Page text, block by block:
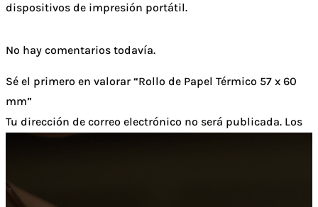
dispositivos de impresión portátil.
No hay comentarios todavía.
Sé el primero en valorar “Rollo de Papel Térmico 57 x 60
mm”
Tu dirección de correo electrónico no será publicada. Los
Tu reseña